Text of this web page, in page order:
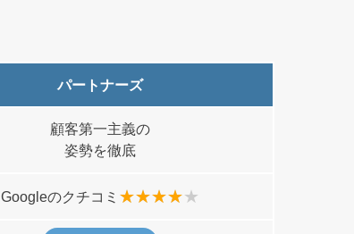
パートナーズ
顧客第一主義の
姿勢を徹底
Googleのクチコミ